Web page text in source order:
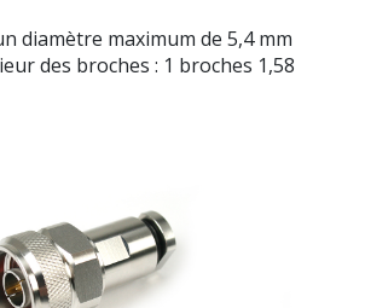
diamètre maximum de 5,4 mm
des broches : 1 broches 1,58